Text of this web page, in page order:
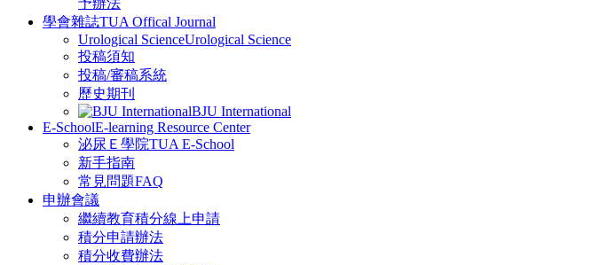
學會雜誌TUA Offical Journal
Urological ScienceUrological Science
投稿須知
投稿/審稿系統
歷史期刊
BJU International
E-SchoolE-learning Resource Center
泌尿Ｅ學院TUA E-School
新手指南
常見問題FAQ
申辦會議
繼續教育積分線上申請
積分申請辦法
積分收費辦法